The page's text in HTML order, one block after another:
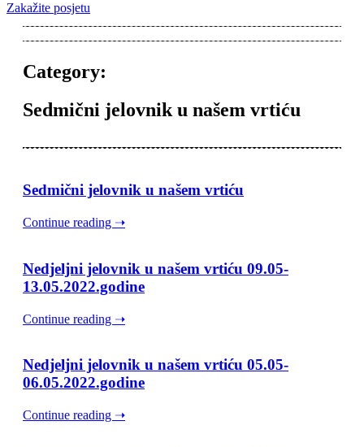
Zakažite posjetu
Category:
Sedmični jelovnik u našem vrtiću
Sedmični jelovnik u našem vrtiću
Continue reading ➝
Nedjeljni jelovnik u našem vrtiću 09.05-
13.05.2022.godine
Continue reading ➝
Nedjeljni jelovnik u našem vrtiću 05.05-
06.05.2022.godine
Continue reading ➝